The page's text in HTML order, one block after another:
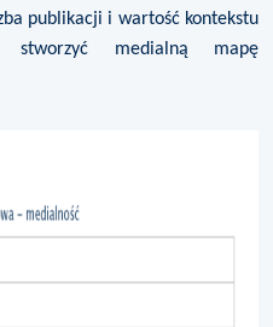
publikacji i wartość kontekstu
stworzyć medialną mapę